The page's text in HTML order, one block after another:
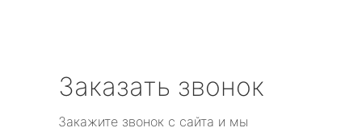
Заказать звонок
Закажите звонок с сайта и мы